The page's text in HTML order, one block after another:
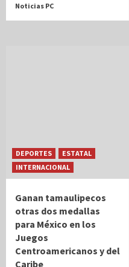
Noticias PC
DEPORTES
ESTATAL
INTERNACIONAL
Ganan tamaulipecos
otras dos medallas
para México en los
Juegos
Centroamericanos y del
Caribe